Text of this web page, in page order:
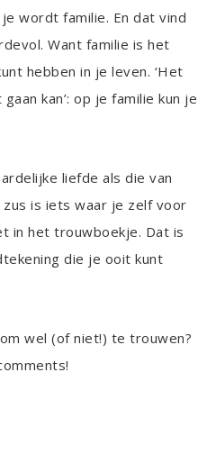
wordt familie. En dat vind
Want familie is het
hebben in je leven. ‘Het
kan’: op je familie kun je
liefde als die van
is iets waar je zelf voor
in het trouwboekje. Dat is
die je ooit kunt
wel (of niet!) te trouwen?